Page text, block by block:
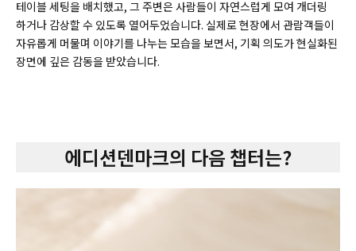
테이블 세팅을 배치했고, 그 주변은 사람들이 자연스럽게 모여 개더링
하거나 감상할 수 있도록 열어두었습니다. 실제로 현장에서 관람객들이
자유롭게 머물며 이야기를 나누는 모습을 보면서, 기획 의도가 현실화된
장면에 깊은 감동을 받았습니다.
에디션덴마크의 다음 챕터는?